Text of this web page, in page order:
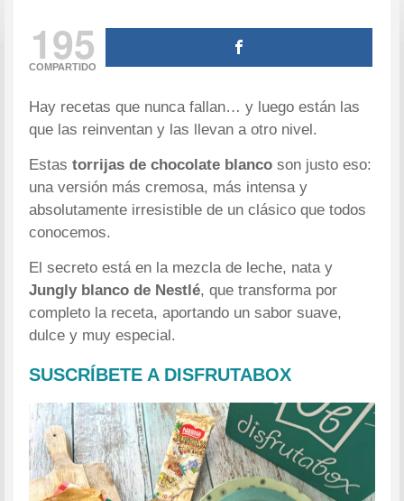
195
COMPARTIDO
Hay recetas que nunca fallan… y luego están las
que las reinventan y las llevan a otro nivel.
Estastorrijas de chocolate blanco son justo eso:
una versión más cremosa, más intensa y
absolutamente irresistible de un clásico que todos
conocemos.
El secreto está en la mezcla de leche, nata y
Jungly blanco de Nestlé, que transforma por
completo la receta, aportando un sabor suave,
dulce y muy especial.
SUSCRÍBETE A DISFRUTABOX